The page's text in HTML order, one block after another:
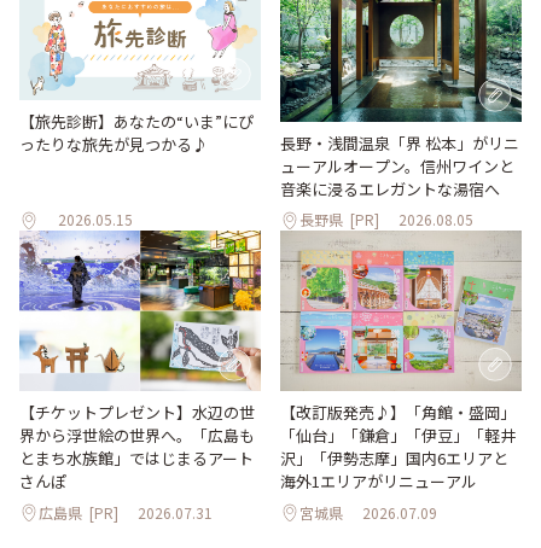
【旅先診断】あなたの“いま”にぴ
ったりな旅先が見つかる♪
2026.05.15
長野・浅間温泉「界 松本」がリニ
ューアルオープン。信州ワインと
音楽に浸るエレガントな湯宿へ
長野県 [PR] 2026.08.05
【チケットプレゼント】水辺の世
界から浮世絵の世界へ。「広島も
とまち水族館」ではじまるアート
さんぽ
広島県 [PR] 2026.07.31
【改訂版発売♪】「角館・盛岡」
「仙台」「鎌倉」「伊豆」「軽井
沢」「伊勢志摩」国内6エリアと
海外1エリアがリニューアル
宮城県 2026.07.09